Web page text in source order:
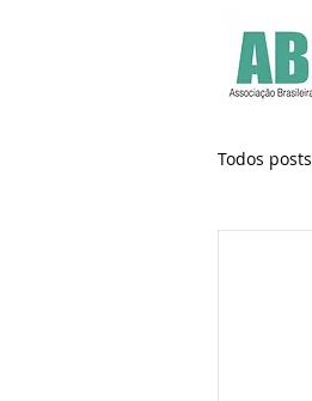
Todos posts